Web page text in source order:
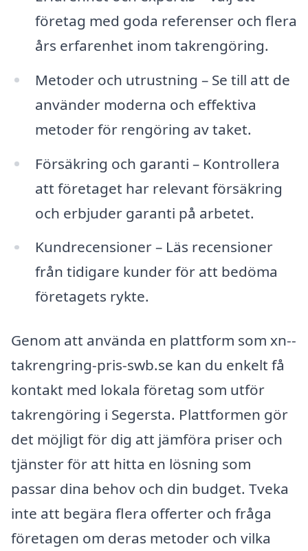
företag med goda referenser och flera
års erfarenhet inom takrengöring.
Metoder och utrustning – Se till att de
använder moderna och effektiva
metoder för rengöring av taket.
Försäkring och garanti – Kontrollera
att företaget har relevant försäkring
och erbjuder garanti på arbetet.
Kundrecensioner – Läs recensioner
från tidigare kunder för att bedöma
företagets rykte.
Genom att använda en plattform som xn--
takrengring-pris-swb.se kan du enkelt få
kontakt med lokala företag som utför
takrengöring i Segersta. Plattformen gör
det möjligt för dig att jämföra priser och
tjänster för att hitta en lösning som
passar dina behov och din budget. Tveka
inte att begära flera offerter och fråga
företagen om deras metoder och vilka